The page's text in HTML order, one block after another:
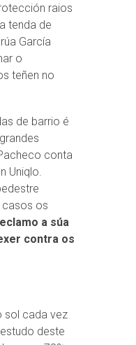
raios
tenda de
García
o
teñen no
de barrio é
conta
Uniqlo.
casos os
a súa
contra os
sol cada vez
deste